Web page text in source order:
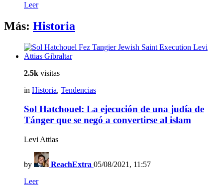
Leer
Más: Historia
2.5k visitas
in Historia, Tendencias
Sol Hatchouel: La ejecución de una judía de
Tánger que se negó a convertirse al islam
Levi Attias
by ReachExtra 05/08/2021, 11:57
Leer